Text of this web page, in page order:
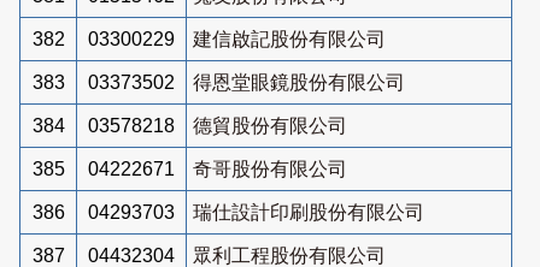
382 03300229 建信啟記股份有限公司
383 03373502 得恩堂眼鏡股份有限公司
384 03578218 德貿股份有限公司
385 04222671 奇哥股份有限公司
386 04293703 瑞仕設計印刷股份有限公司
387 04432304 眾利工程股份有限公司